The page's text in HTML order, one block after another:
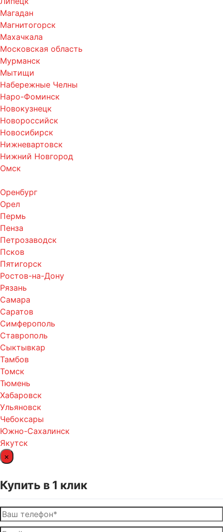
Магадан
Магнитогорск
Махачкала
Московская область
Мурманск
Мытищи
Набережные Челны
Наро-Фоминск
Новокузнецк
Новороссийск
Новосибирск
Нижневартовск
Нижний Новгород
Омск
Оренбург
Орел
Пермь
Пенза
Петрозаводск
Псков
Пятигорск
Ростов-на-Дону
Рязань
Самара
Саратов
Симферополь
Ставрополь
Сыктывкар
Тамбов
Томск
Тюмень
Хабаровск
Ульяновск
Чебоксары
Южно-Сахалинск
Якутск
×
Купить в 1 клик